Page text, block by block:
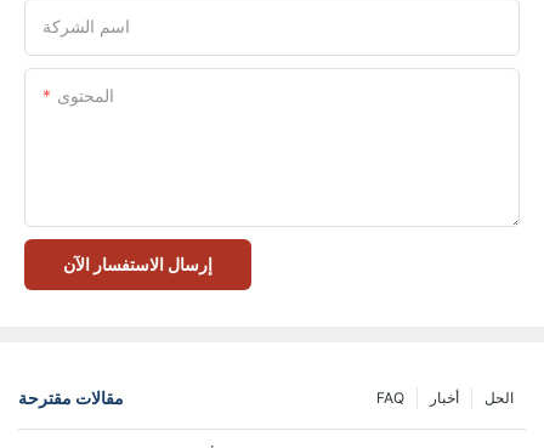
اسم الشركة
المحتوى
إرسال الاستفسار الآن
مقالات مقترحة الحل أخبار FAQ